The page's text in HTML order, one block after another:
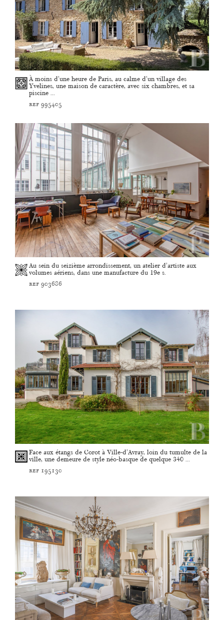
À moins d'une heure de Paris, au calme d'un village des
Yvelines, une maison de caractère, avec six chambres, et sa
piscine ...
ref 995405
Au sein du seizième arrondissement, un atelier d'artiste aux
volumes aériens, dans une manufacture du 19e s.
ref 903686
Face aux étangs de Corot à Ville-d'Avray, loin du tumulte de la
ville, une demeure de style néo-basque de quelque 340 ...
ref 195130